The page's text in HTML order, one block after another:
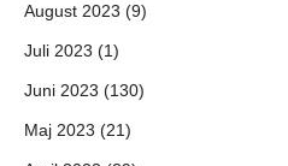
August 2023 (9)
Juli 2023 (1)
Juni 2023 (130)
Maj 2023 (21)